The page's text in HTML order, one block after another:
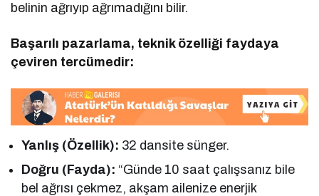
belinin ağrıyıp ağrımadığını bilir.
Başarılı pazarlama, teknik özelliği faydaya
çeviren tercümedir:
Yanlış (Özellik): 32 dansite sünger.
Doğru (Fayda): “Günde 10 saat çalışsanız bile
bel ağrısı çekmez, akşam ailenize enerjik